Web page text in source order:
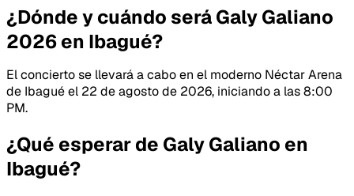
¿Dónde y cuándo será Galy Galiano
2026 en Ibagué?
El concierto se llevará a cabo en el moderno Néctar Arena
de Ibagué el 22 de agosto de 2026, iniciando a las 8:00
PM.
¿Qué esperar de Galy Galiano en
Ibagué?